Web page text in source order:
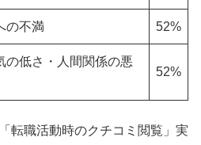
の不満 52%
の低さ・人間関係の悪
52%
転職活動時のクチコミ閲覧」実